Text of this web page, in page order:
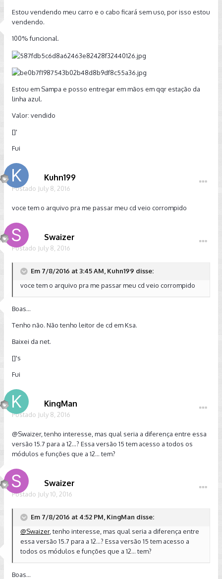
Estou vendendo meu carro e o cabo ficará sem uso, por isso estou
vendendo.
100% funcional.
Estou em Sampa e posso entregar em mãos em qqr estação da
linha azul.
Valor: vendido
[]'
Fui
Kuhn199
Postado July 8, 2016
voce tem o arquivo pra me passar meu cd veio corrompido
Swaizer
Postado July 8, 2016
Em 7/8/2016 at 3:45 AM, Kuhn199 disse:
voce tem o arquivo pra me passar meu cd veio corrompido
Boas...
Tenho não. Não tenho leitor de cd em Ksa.
Baixei da net.
[]'s
Fui
KingMan
Postado July 8, 2016
@Swaizer, tenho interesse, mas qual seria a diferença entre essa
versão 15.7 para a 12...? Essa versão 15 tem acesso a todos os
módulos e funções que a 12... tem?
Swaizer
Postado July 10, 2016
Em 7/8/2016 at 4:52 PM, KingMan disse:
@Swaizer, tenho interesse, mas qual seria a diferença entre
essa versão 15.7 para a 12...? Essa versão 15 tem acesso a
todos os módulos e funções que a 12... tem?
Boas...